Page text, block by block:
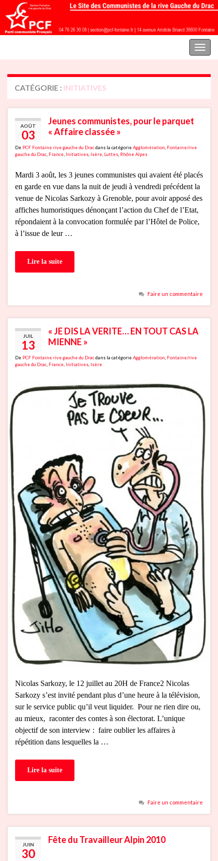
Toggle
CATÉGORIE : INITIATIVES
AOÛT
03
Jeunes communistes, pour le parquet
« Affaire classée »
De PCF Fontaine rive gauche du Dracdans la catégorie Agglomération Fontaine/rive
gauche du Drac France Initiatives Isère Luttes Rhône Alpes
Mardi 3 août, les 3 jeunes communistes qui avaient été placés
en garde en vue dans la nuit de jeudi à vendredi précédent la
venue de Nicolas Sarkozy à Grenoble, pour avoir apposé des
affiches humoristiques dénonçant l’action du Chef de l’Etat,
répondaient à la convocation formulée par l’Hôtel de Police,
à l’issue de leur …
Lire la suite
Faire un commentaire
JUIL
13
« JE DIS LA VERITE… EN TOUT CAS LA
MIENNE »
De PCF Fontaine rive gauche du Dracdans la catégorie Agglomération Fontaine/rive
gauche du Drac France Initiatives Isère
Nicolas Sarkozy, le 12 juillet au 20H de France2 Nicolas
Sarkozy s’est invité pendant plus d’une heure à la télévision,
sur le service public qu’il veut liquider. Pour ne rien dire ou,
au mieux, raconter des contes à son électorat. L’unique
objectif de son interview : faire oublier les affaires à
répétition dans lesquelles la …
Lire la suite
Faire un commentaire
JUIN
30
Fête du Travailleur Alpin 2010